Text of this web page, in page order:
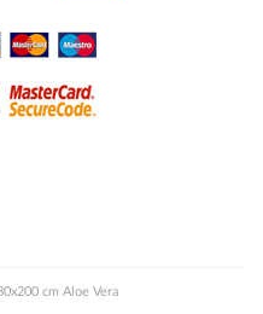
cm Aloe Vera